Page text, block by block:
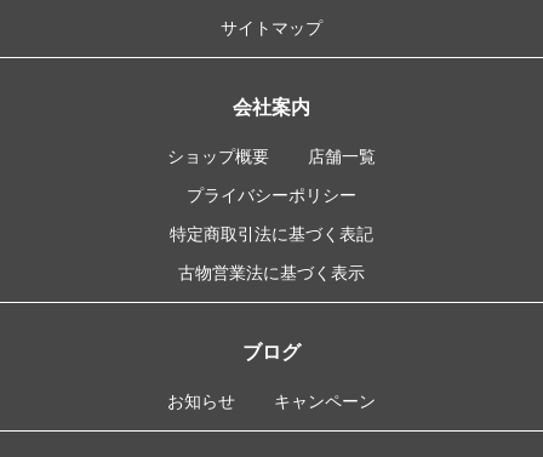
サイトマップ
会社案内
ショップ概要
店舗一覧
プライバシーポリシー
特定商取引法に基づく表記
古物営業法に基づく表示
ブログ
お知らせ キャンペーン